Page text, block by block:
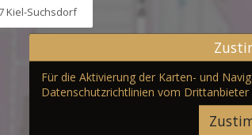
Kiel-Suchsdorf
Für die Aktivierung der Karten- und
Datenschutzrichtlinien vom Drittanbieter